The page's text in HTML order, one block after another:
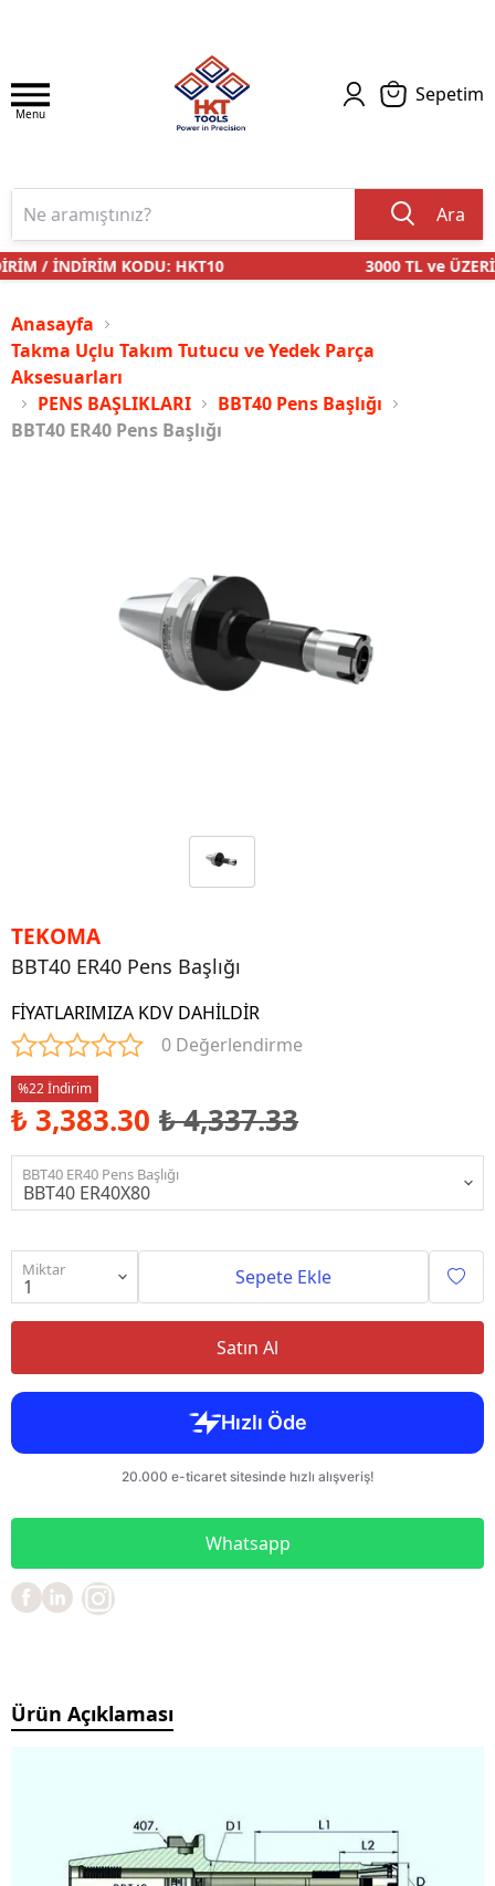
Menu
Sepetim
Ara
/ İNDİRİM KODU: HKT10 3000 TL ve ÜZERİ
Anasayfa
Takma Uçlu Takım Tutucu ve Yedek Parça
Aksesuarları
PENS BAŞLIKLARI
BBT40 Pens Başlığı
BBT40 ER40 Pens Başlığı
TEKOMA
BBT40 ER40 Pens Başlığı
FİYATLARIMIZA KDV DAHİLDİR
0 Değerlendirme
%22 İndirim
₺ 3,383.30 ₺ 4,337.33
BBT40 ER40 Pens Başlığı
Miktar Sepete Ekle
Satın Al
Whatsapp
Ürün Açıklaması